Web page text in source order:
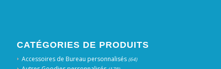
CATÉGORIES DE PRODUITS
Accessoires de Bureau personnalisés (64)